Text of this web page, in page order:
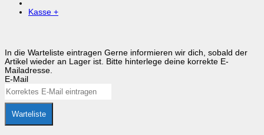
Kasse +
In die Warteliste eintragen Gerne informieren wir dich, sobald der
Artikel wieder an Lager ist. Bitte hinterlege deine korrekte E-
Mailadresse.
E-Mail
Warteliste